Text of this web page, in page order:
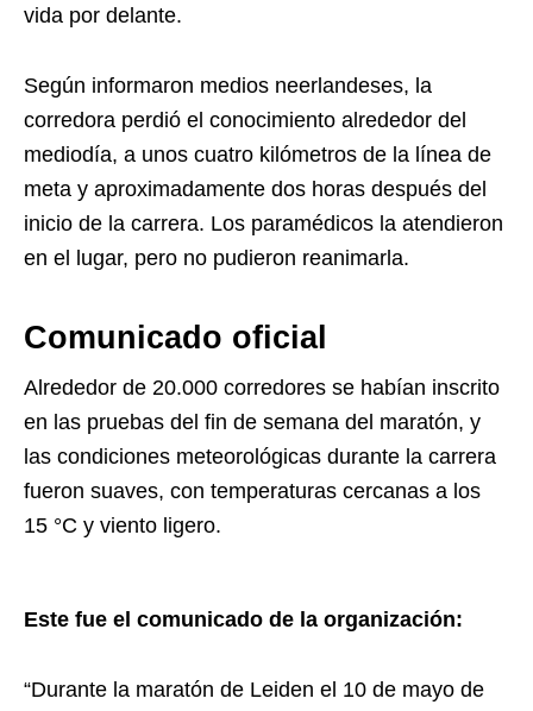
vida por delante.
Según informaron medios neerlandeses, la
corredora perdió el conocimiento alrededor del
mediodía, a unos cuatro kilómetros de la línea de
meta y aproximadamente dos horas después del
inicio de la carrera. Los paramédicos la atendieron
en el lugar, pero no pudieron reanimarla.
Comunicado oficial
Alrededor de 20.000 corredores se habían inscrito
en las pruebas del fin de semana del maratón, y
las condiciones meteorológicas durante la carrera
fueron suaves, con temperaturas cercanas a los
15 °C y viento ligero.
Este fue el comunicado de la organización:
“Durante la maratón de Leiden el 10 de mayo de